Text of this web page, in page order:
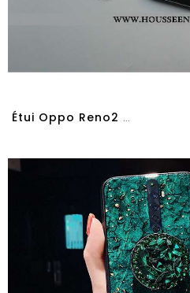
Étui Oppo Reno2 Z Légère Silicone Tendance Téléphone Portable Net Rouge Amour Noir